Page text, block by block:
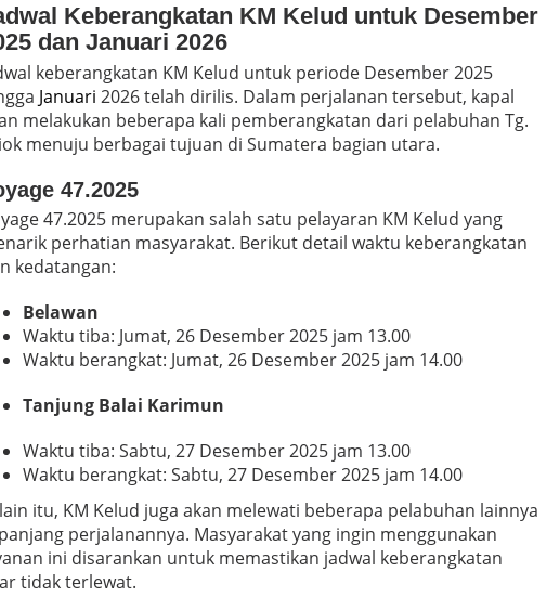
Keberangkatan KM Kelud untuk Desember
dan Januari 2026
keberangkatan KM Kelud untuk periode Desember 2025
Januari 2026 telah dirilis. Dalam perjalanan tersebut, kapal
melakukan beberapa kali pemberangkatan dari pelabuhan Tg.
menuju berbagai tujuan di Sumatera bagian utara.
47.2025
47.2025 merupakan salah satu pelayaran KM Kelud yang
perhatian masyarakat. Berikut detail waktu keberangkatan
kedatangan:
Belawan
Waktu tiba: Jumat, 26 Desember 2025 jam 13.00
Waktu berangkat: Jumat, 26 Desember 2025 jam 14.00
Tanjung Balai Karimun
Waktu tiba: Sabtu, 27 Desember 2025 jam 13.00
Waktu berangkat: Sabtu, 27 Desember 2025 jam 14.00
itu, KM Kelud juga akan melewati beberapa pelabuhan lainnya
perjalanannya. Masyarakat yang ingin menggunakan
ini disarankan untuk memastikan jadwal keberangkatan
tidak terlewat.